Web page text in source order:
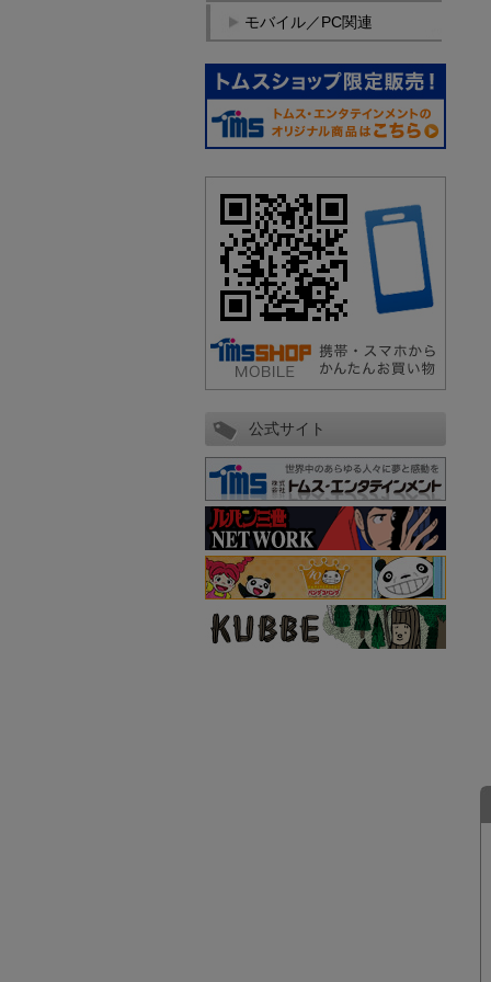
モバイル／PC関連
公式サイト